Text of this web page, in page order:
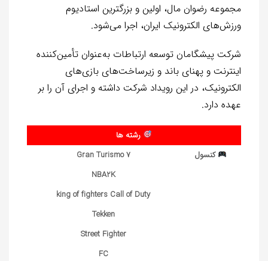
مجموعه رضوان مال، اولین و بزرگترین استادیوم
ورزش‌های الکترونیک ایران، اجرا می‌شود.
شرکت پیشگامان توسعه ارتباطات به‌عنوان تأمین‌کننده
اینترنت و پهنای باند و زیرساخت‌های بازی‌های
الکترونیک، در این رویداد شرکت داشته و اجرای آن را بر
عهده دارد.
رشته ها
کنسول
Gran Turismo 7
NBA2K
king of fighters Call of Duty
Tekken
Street Fighter
FC